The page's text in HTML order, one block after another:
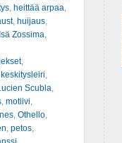
, heittää arpaa,
, huijaus,
Isä Zossima,
,
keskitysleiri,
Scubla,
, motiivi,
, Othello,
, petos,